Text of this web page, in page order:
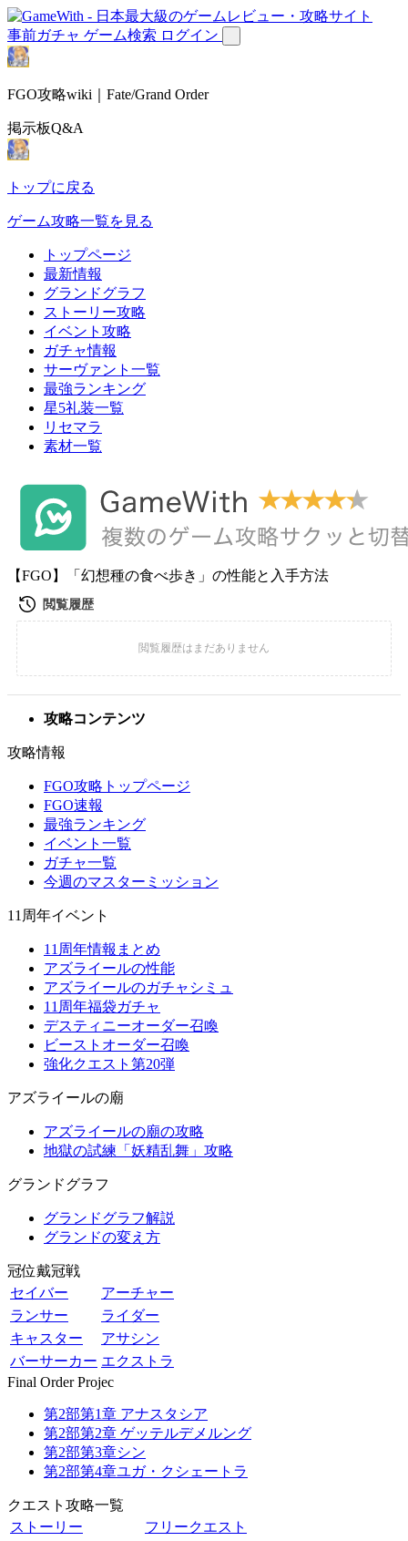
事前ガチャ ゲーム検索 ログイン
FGO攻略wiki｜Fate/Grand Order
掲示板Q&A
トップに戻る
ゲーム攻略一覧を見る
トップページ
最新情報
グランドグラフ
ストーリー攻略
イベント攻略
ガチャ情報
サーヴァント一覧
最強ランキング
星5礼装一覧
リセマラ
素材一覧
【FGO】「幻想種の食べ歩き」の性能と入手方法
攻略コンテンツ
攻略情報
FGO攻略トップページ
FGO速報
最強ランキング
イベント一覧
ガチャ一覧
今週のマスターミッション
11周年イベント
11周年情報まとめ
アズライールの性能
アズライールのガチャシミュ
11周年福袋ガチャ
デスティニーオーダー召喚
ビーストオーダー召喚
強化クエスト第20弾
アズライールの廟
アズライールの廟の攻略
地獄の試練「妖精乱舞」攻略
グランドグラフ
グランドグラフ解説
グランドの変え方
冠位戴冠戦
セイバー
アーチャー
ランサー
ライダー
キャスター
アサシン
バーサーカー エクストラ
Final Order Projec
第2部第1章 アナスタシア
第2部第2章 ゲッテルデメルング
第2部第3章シン
第2部第4章ユガ・クシェートラ
クエスト攻略一覧
ストーリー
フリークエスト